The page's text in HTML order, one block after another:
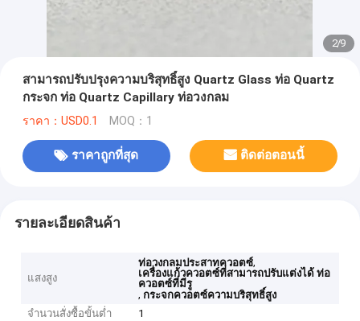
2/9
สามารถปรับปรุงความบริสุทธิ์สูง Quartz Glass ท่อ Quartz
กระจก ท่อ Quartz Capillary ท่อวงกลม
ราคา：USD0.1 MOQ：1
ราคาถูกที่สุด ติดต่อตอนนี้
รายละเอียดสินค้า
แสงสูง
ท่อวงกลมประสาทควอตซ์,
เครื่องแก้วควอตซ์ที่สามารถปรับแต่งได้ ท่อ
ควอตซ์ที่มีรู
,กระจกควอตซ์ความบริสุทธิ์สูง
จำนวนสั่งซื้อขั้นต่ำ
1